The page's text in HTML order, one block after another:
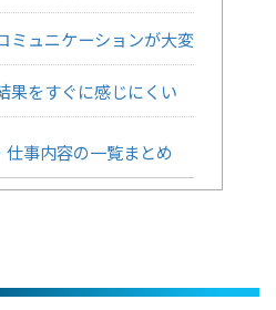
ミュニケーションが大変
果をすぐに感じにくい
事内容の一覧まとめ